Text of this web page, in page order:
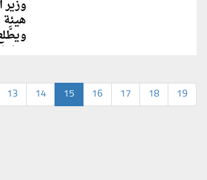
وزير
هيئة
13 14 15 16 17 18 19